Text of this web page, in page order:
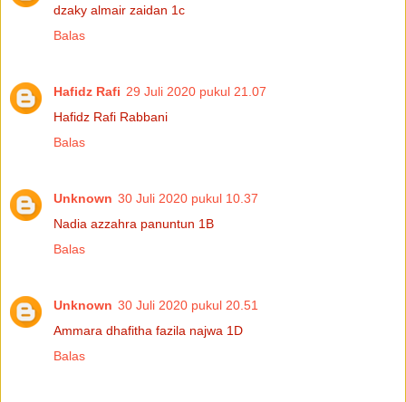
dzaky almair zaidan 1c
Balas
Hafidz Rafi 29 Juli 2020 pukul 21.07
Hafidz Rafi Rabbani
Balas
Unknown 30 Juli 2020 pukul 10.37
Nadia azzahra panuntun 1B
Balas
Unknown 30 Juli 2020 pukul 20.51
Ammara dhafitha fazila najwa 1D
Balas